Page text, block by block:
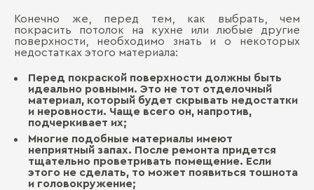
Конечно же, перед тем, как выбрать, чем
покрасить потолок на кухне или любые другие
поверхности, необходимо знать и о некоторых
недостатках этого материала:
Перед покраской поверхности должны быть
идеально ровными. Это не тот отделочный
материал, который будет скрывать недостатки
и неровности. Чаще всего он, напротив,
подчеркивает их;
Многие подобные материалы имеют
неприятный запах. После ремонта придется
тщательно проветривать помещение. Если
этого не сделать, то может появиться тошнота
и головокружение;